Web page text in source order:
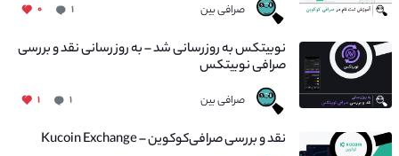
صرافی بین ۱ ۰
نوبیتکس به روزرسانی شد – به روز رسانی نقد و بررسی
صرافی نوبیتکس
صرافی بین ۱ ۱
نقد و بررسی صرافی‌کوکوین – Kucoin Exchange